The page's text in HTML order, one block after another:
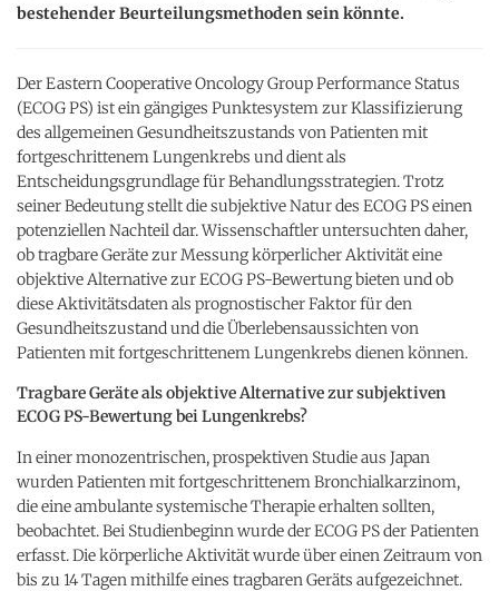
bestehender Beurteilungsmethoden sein könnte.
Der Eastern Cooperative Oncology Group Performance Status
(ECOG PS) ist ein gängiges Punktesystem zur Klassifizierung
des allgemeinen Gesundheitszustands von Patienten mit
fortgeschrittenem Lungenkrebs und dient als
Entscheidungsgrundlage für Behandlungsstrategien. Trotz
seiner Bedeutung stellt die subjektive Natur des ECOG PS einen
potenziellen Nachteil dar. Wissenschaftler untersuchten daher,
ob tragbare Geräte zur Messung körperlicher Aktivität eine
objektive Alternative zur ECOG PS-Bewertung bieten und ob
diese Aktivitätsdaten als prognostischer Faktor für den
Gesundheitszustand und die Überlebensaussichten von
Patienten mit fortgeschrittenem Lungenkrebs dienen können.
Tragbare Geräte als objektive Alternative zur subjektiven
ECOG PS-Bewertung bei Lungenkrebs?
In einer monozentrischen, prospektiven Studie aus Japan
wurden Patienten mit fortgeschrittenem Bronchialkarzinom,
die eine ambulante systemische Therapie erhalten sollten,
beobachtet. Bei Studienbeginn wurde der ECOG PS der Patienten
erfasst. Die körperliche Aktivität wurde über einen Zeitraum von
bis zu 14 Tagen mithilfe eines tragbaren Geräts aufgezeichnet.